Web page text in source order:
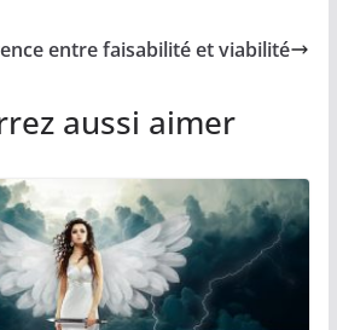
entre faisabilité et viabilité
aussi aimer